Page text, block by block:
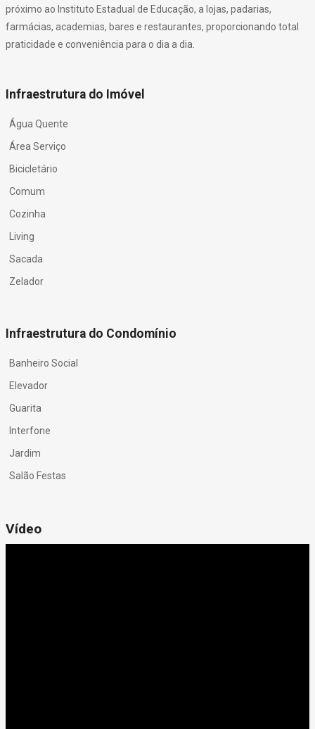
próximo ao Instituto Estadual de Educação, a lojas, padarias,
farmácias, academias, bares e restaurantes, proporcionando total
praticidade e conveniência para o dia a dia.
Infraestrutura do Imóvel
Água Quente
Área Serviço
Bicicletário
Comum
Cozinha
Living
Sacada
Zelador
Infraestrutura do Condomínio
Banheiro Social
Elevador
Guarita
Interfone
Jardim
Salão Festas
Vídeo